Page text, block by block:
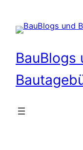
Inhalt
springen
BauBlogs